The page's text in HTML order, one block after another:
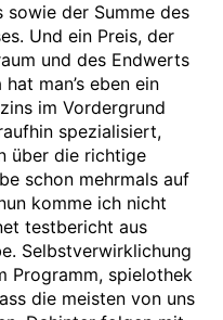
sowie der Summe des
Und ein Preis, der
und des Endwerts
man’s eben ein
im Vordergrund
spezialisiert,
über die richtige
schon mehrmals auf
komme ich nicht
testbericht aus
Selbstverwirklichung
Programm, spielothek
die meisten von uns